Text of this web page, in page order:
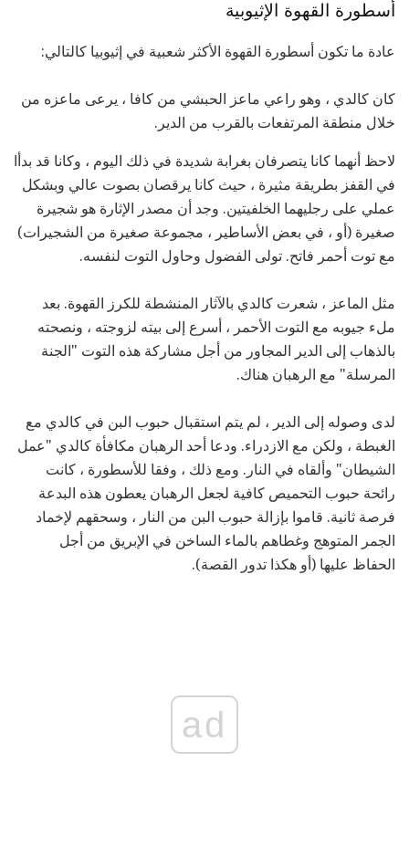
أسطورة القهوة الإثيوبية
عادة ما تكون أسطورة القهوة الأكثر شعبية في إثيوبيا كالتالي:
كان كالدي ، وهو راعي ماعز الحبشي من كافا ، يرعى ماعزه من
خلال منطقة المرتفعات بالقرب من الدير.
لاحظ أنهما كانا يتصرفان بغرابة شديدة في ذلك اليوم ، وكانا قد بدأا
في القفز بطريقة مثيرة ، حيث كانا يرقصان بصوت عالي وبشكل
عملي على رجليهما الخلفيتين. وجد أن مصدر الإثارة هو شجيرة
صغيرة (أو ، في بعض الأساطير ، مجموعة صغيرة من الشجيرات)
مع توت أحمر فاتح. تولى الفضول وحاول التوت لنفسه.
مثل الماعز ، شعرت كالدي بالآثار المنشطة للكرز القهوة. بعد
ملء جيوبه مع التوت الأحمر ، أسرع إلى بيته لزوجته ، ونصحته
بالذهاب إلى الدير المجاور من أجل مشاركة هذه التوت "الجنة
المرسلة" مع الرهبان هناك.
لدى وصوله إلى الدير ، لم يتم استقبال حبوب البن في كالدي مع
الغبطة ، ولكن مع الازدراء. ودعا أحد الرهبان مكافأة كالدي "عمل
الشيطان" وألقاه في النار. ومع ذلك ، وفقا للأسطورة ، كانت
رائحة حبوب التحميص كافية لجعل الرهبان يعطون هذه البدعة
فرصة ثانية. قاموا بإزالة حبوب البن من النار ، وسحقهم لإخماد
الجمر المتوهج وغطاهم بالماء الساخن في الإبريق من أجل
الحفاظ عليها (أو هكذا تدور القصة).
ad